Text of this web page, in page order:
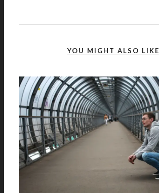
YOU MIGHT ALSO LIKE